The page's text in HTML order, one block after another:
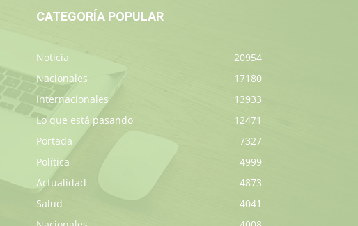
CATEGORÍA POPULAR
Noticia
20954
Nacionales
17180
Internacionales
13933
Lo que está pasando
12471
Portada
7327
Política
4999
Actualidad
4873
Salud
4041